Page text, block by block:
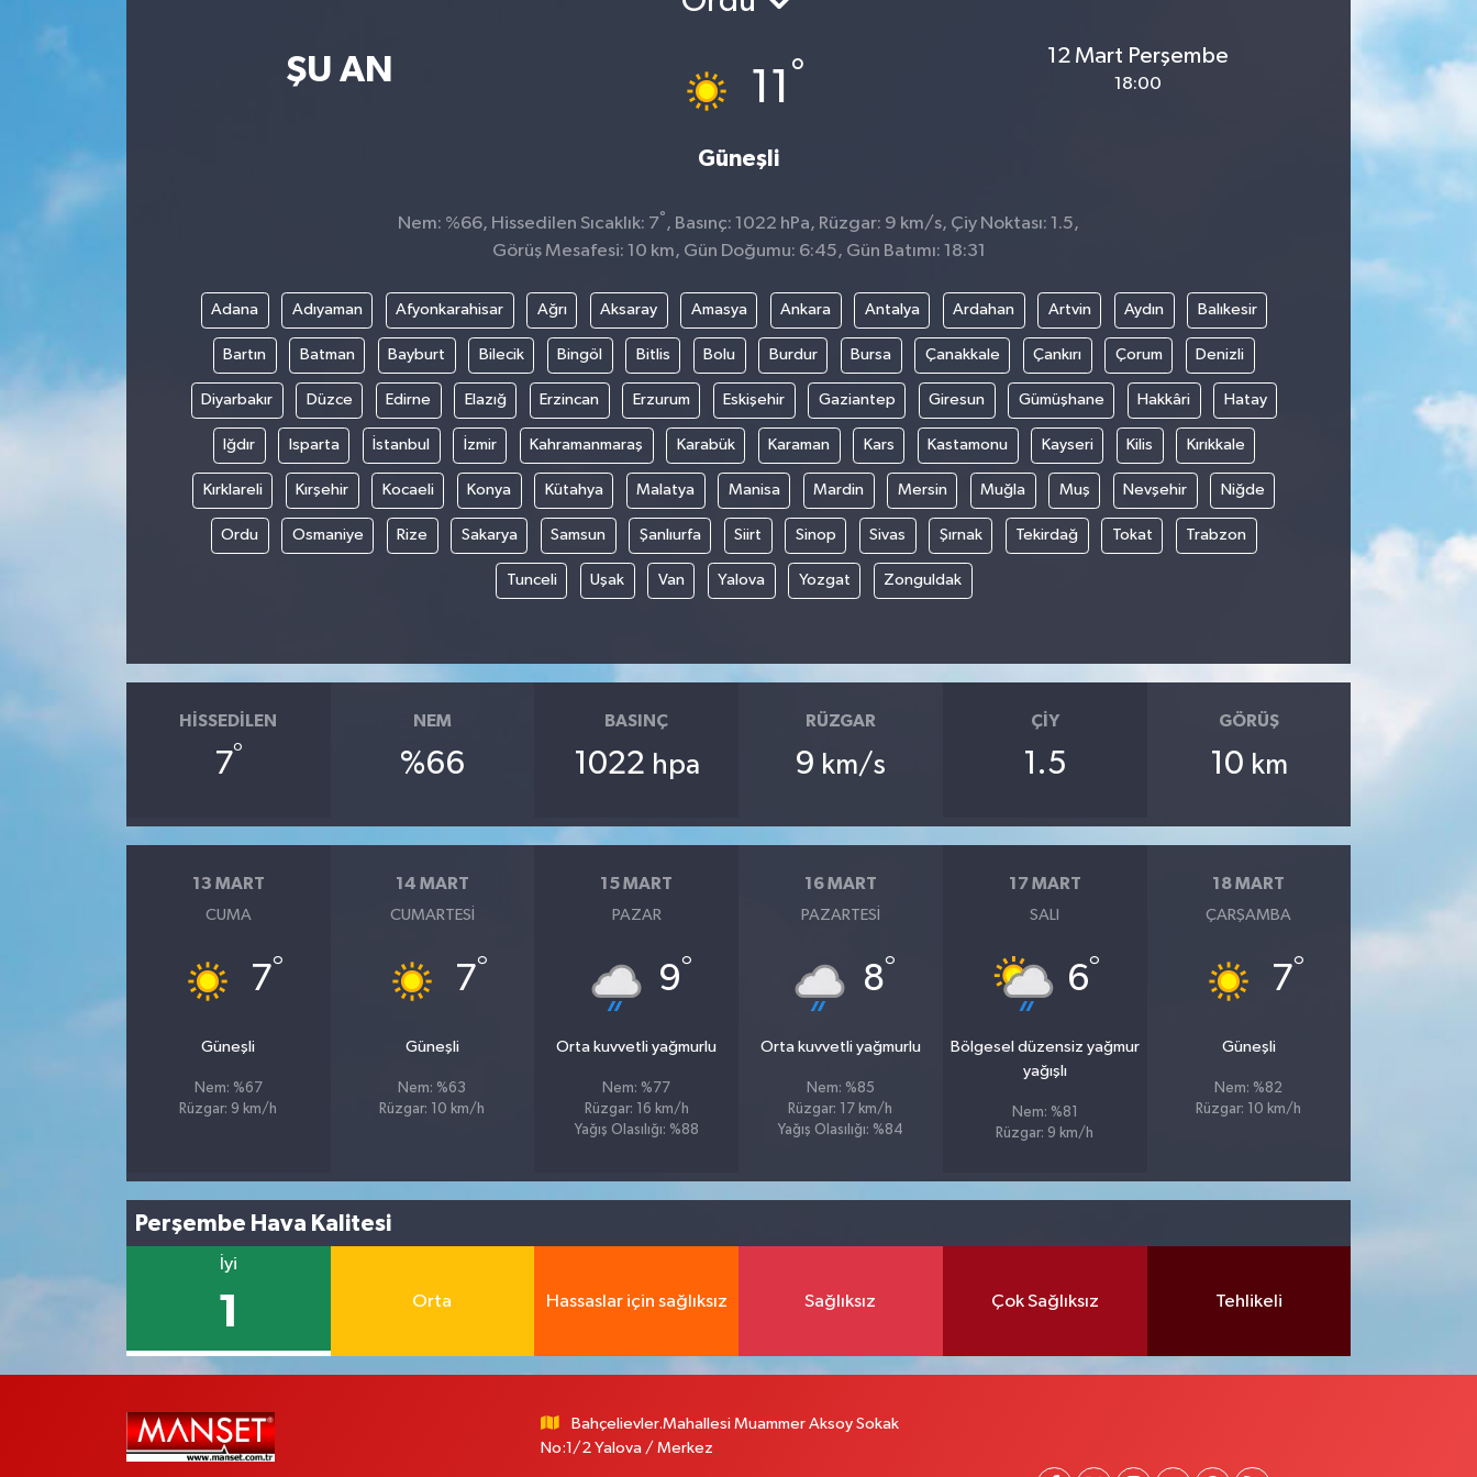
ŞU AN 11 °
Güneşli
12 Mart Perşembe
18:00
Nem: %66, Hissedilen Sıcaklık: 7° , Basınç: 1022 hPa, Rüzgar: 9 km/s, Çiy Noktası: 1.5,
Görüş Mesafesi: 10 km, Gün Doğumu: 6:45, Gün Batımı: 18:31
Adana Adıyaman Afyonkarahisar Ağrı Aksaray Amasya Ankara Antalya Ardahan Artvin Aydın Balıkesir
Bartın Batman Bayburt Bilecik Bingöl Bitlis Bolu Burdur Bursa Çanakkale Çankırı Çorum Denizli
Diyarbakır Düzce Edirne Elazığ Erzincan Erzurum Eskişehir Gaziantep Giresun Gümüşhane Hakkâri Hatay
Iğdır Isparta İstanbul İzmir Kahramanmaraş Karabük Karaman Kars Kastamonu Kayseri Kilis Kırıkkale
Kırklareli Kırşehir Kocaeli Konya Kütahya Malatya Manisa Mardin Mersin Muğla Muş Nevşehir Niğde
Ordu Osmaniye Rize Sakarya Samsun Şanlıurfa Siirt Sinop Sivas Şırnak Tekirdağ Tokat Trabzon
Tunceli Uşak Van Yalova Yozgat Zonguldak
HISSEDILEN
7°
NEM
%66
BASINÇ
1022 hpa
RÜZGAR
9 km/s
ÇIY
1.5
GÖRÜŞ
10 km
13 MART
CUMA
7°
Güneşli
Nem: %67
Rüzgar: 9 km/h
14 MART
CUMARTESI
7°
Güneşli
Nem: %63
Rüzgar: 10 km/h
15 MART
PAZAR
9°
Orta kuvvetli yağmurlu
Nem: %77
Rüzgar: 16 km/h
Yağış Olasılığı: %88
16 MART
PAZARTESI
8°
Orta kuvvetli yağmurlu
Nem: %85
Rüzgar: 17 km/h
Yağış Olasılığı: %84
17 MART
SALI
6°
Bölgesel düzensiz yağmur
yağışlı
Nem: %81
Rüzgar: 9 km/h
18 MART
ÇARŞAMBA
7°
Güneşli
Nem: %82
Rüzgar: 10 km/h
Perşembe Hava Kalitesi
İyi
1 Orta Hassaslar için sağlıksız Sağlıksız Çok Sağlıksız Tehlikeli
Bahçelievler.Mahallesi Muammer Aksoy Sokak
No:1/2 Yalova / Merkez